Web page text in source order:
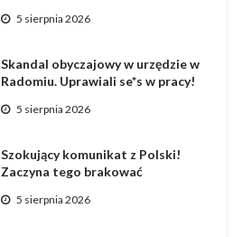
5 sierpnia 2026
Skandal obyczajowy w urzędzie w
Radomiu. Uprawiali se*s w pracy!
5 sierpnia 2026
Szokujący komunikat z Polski!
Zaczyna tego brakować
5 sierpnia 2026